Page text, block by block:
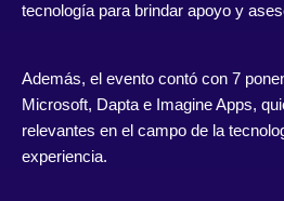
tecnología para brindar apoyo y
Además, el evento contó con 7
Microsoft, Dapta e Imagine Apps,
relevantes en el campo de la
experiencia.